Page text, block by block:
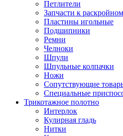
Петлители
Запчасти к
Пластины игольные
Подшипники
Ремни
Челноки
Шпули
Шпульные колпачки
Ножи
Сопутствующие
Специальные
Трикотажное полотно
Интерлок
Кулирная гладь
Нитки